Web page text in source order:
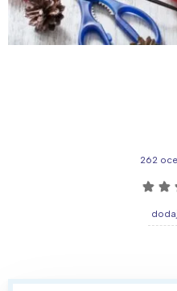
262
☆ ☆